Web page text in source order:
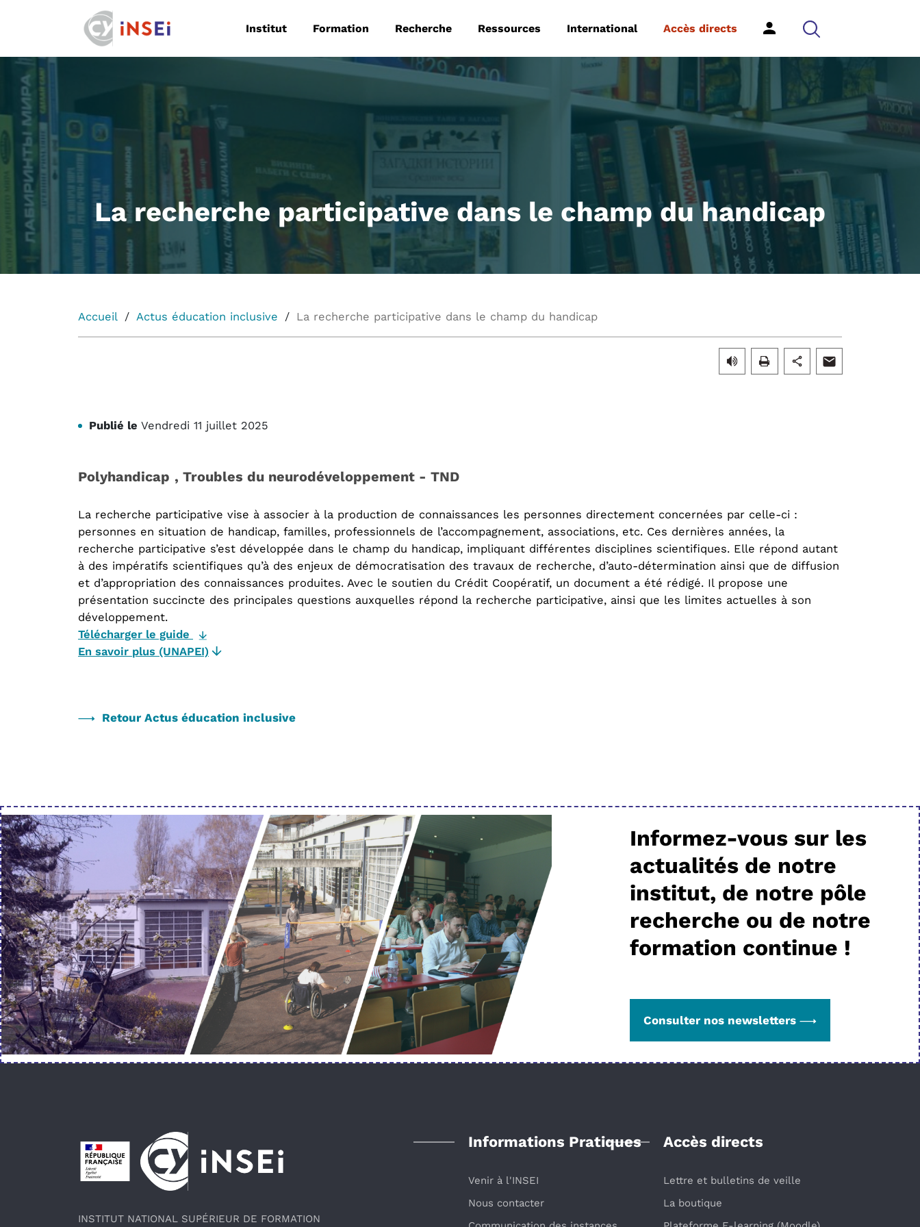
Institut Formation Recherche Ressources International Accès directs
La recherche participative dans le champ du handicap
Accueil Actus éducation inclusive La recherche participative dans le champ du handicap
Publié le Vendredi 11 juillet 2025
Polyhandicap , Troubles du neurodéveloppement - TND
La recherche participative vise à associer à la production de connaissances les personnes directement concernées par celle-ci :
personnes en situation de handicap, familles, professionnels de l’accompagnement, associations, etc. Ces dernières années, la
recherche participative s’est développée dans le champ du handicap, impliquant différentes disciplines scientifiques. Elle répond autant
à des impératifs scientifiques qu’à des enjeux de démocratisation des travaux de recherche, d’auto-détermination ainsi que de diffusion
et d’appropriation des connaissances produites. Avec le soutien du Crédit Coopératif, un document a été rédigé. Il propose une
présentation succincte des principales questions auxquelles répond la recherche participative, ainsi que les limites actuelles à son
développement.
Télécharger le guide
En savoir plus (UNAPEI)
Retour Actus éducation inclusive
Informez-vous sur les
actualités de notre
institut, de notre pôle
recherche ou de notre
formation continue !
Consulter nos newsletters
Pied de page
INSTITUT NATIONAL SUPÉRIEUR DE FORMATION
Informations Pratiques
Venir à l'INSEI
Nous contacter
Accès directs
Lettre et bulletins de veille
La boutique